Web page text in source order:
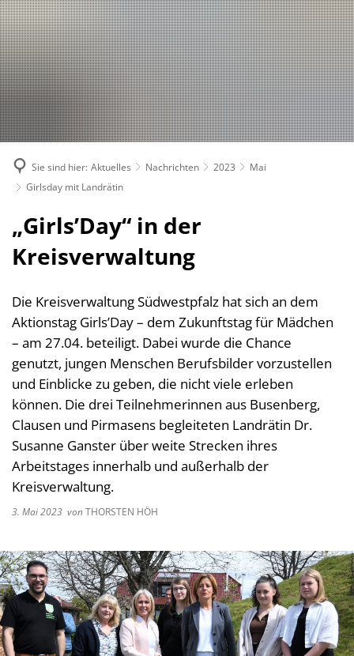
Bekanntmachungen, (Stellen-)Ausschreibungen
Nachrichten
Bürgerservice
Verwaltungsleistungen nach Lebenslagen
Verwaltungsleistungen von A-Z
Online Dienste
Abteilungen
Standorte
Behindertenbeauftragte
Gleichstellung im Landkreis
Kultur im Landkreis
Öffnungszeiten
Landkreis
Politik
Landrätin
1. Kreisbeigeordnete
2. Kreisbeigeordneter
3. Kreisbeigeordneter
Über den Landkreis
Geschichte des Landkreises
Kreiswappen
Kreiskarte
Kreishandbuch
Meine Heimat
Suche
Sie sind hier: Aktuelles Nachrichten 2023
Mai
Girlsday mit Landrätin
„Girls’Day“ in der
Kreisverwaltung
Die Kreisverwaltung Südwestpfalz hat sich an dem
Aktionstag Girls’Day – dem Zukunftstag für Mädchen
– am 27.04. beteiligt. Dabei wurde die Chance
genutzt, jungen Menschen Berufsbilder vorzustellen
und Einblicke zu geben, die nicht viele erleben
können. Die drei Teilnehmerinnen aus Busenberg,
Clausen und Pirmasens begleiteten Landrätin Dr.
Susanne Ganster über weite Strecken ihres
Arbeitstages innerhalb und außerhalb der
Kreisverwaltung.
3. Mai 2023 vonTHORSTEN HÖH